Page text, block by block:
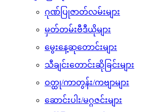
ဂုဏ်ပြုဇာတ်လမ်းများ
မှတ်တမ်းဗီဒီယိုများ
မွေးနေ့ဆုတောင်းများ
သီချင်းတောင်းဆိုခြင်းများ
ဝတ္ထု/ကာတွန်း/ကဗျာများ
ဆောင်းပါး/မဂ္ဂဇင်းများ